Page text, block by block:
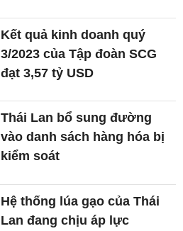
Kết quả kinh doanh quý
3/2023 của Tập đoàn SCG
đạt 3,57 tỷ USD
Thái Lan bổ sung đường
vào danh sách hàng hóa bị
kiểm soát
Hệ thống lúa gạo của Thái
Lan đang chịu áp lực